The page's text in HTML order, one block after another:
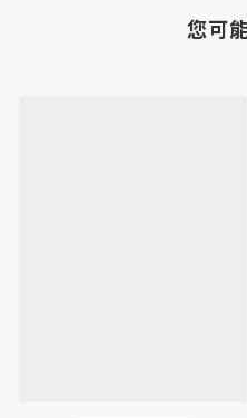
您可